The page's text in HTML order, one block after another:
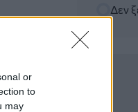
or
to
may
06.08.2026 -
Kavita
Forum:
Δεν